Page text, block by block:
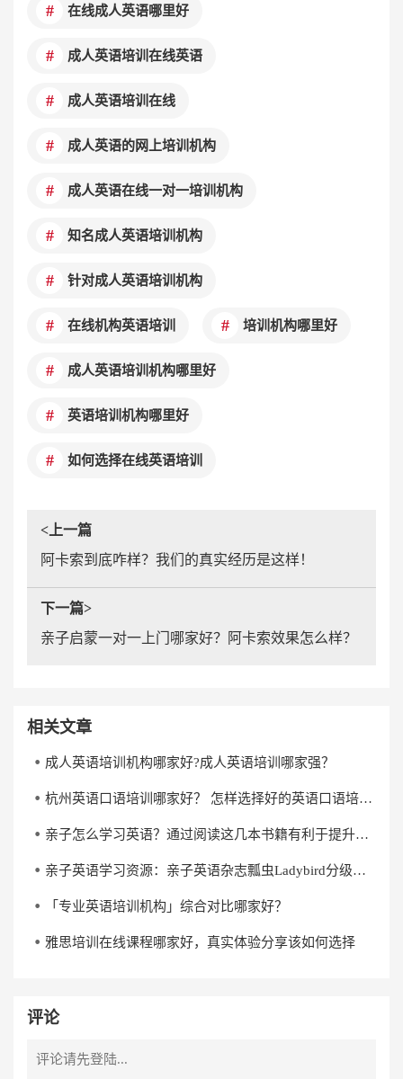
在线成人英语哪里好
成人英语培训在线英语
成人英语培训在线
成人英语的网上培训机构
成人英语在线一对一培训机构
知名成人英语培训机构
针对成人英语培训机构
在线机构英语培训 培训机构哪里好
成人英语培训机构哪里好
英语培训机构哪里好
如何选择在线英语培训
<上一篇
阿卡索到底咋样？我们的真实经历是这样！
下一篇>
亲子启蒙一对一上门哪家好？阿卡索效果怎么样？
相关文章
成人英语培训机构哪家好?成人英语培训哪家强？
杭州英语口语培训哪家好？ 怎样选择好的英语口语培训机构？
亲子怎么学习英语？通过阅读这几本书籍有利于提升英语水平
亲子英语学习资源：亲子英语杂志瓢虫Ladybird分级阅读《杰克与魔克》下载
「专业英语培训机构」综合对比哪家好？
雅思培训在线课程哪家好，真实体验分享该如何选择
评论